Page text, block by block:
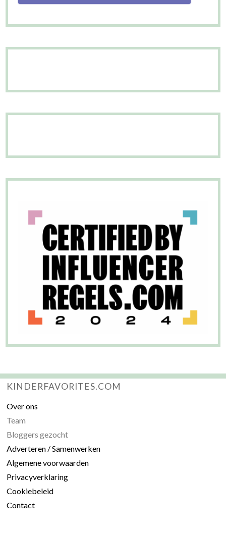
KINDERFAVORITES.COM
Over ons
Team
Bloggers gezocht
Adverteren / Samenwerken
Algemene voorwaarden
Privacyverklaring
Cookiebeleid
Contact